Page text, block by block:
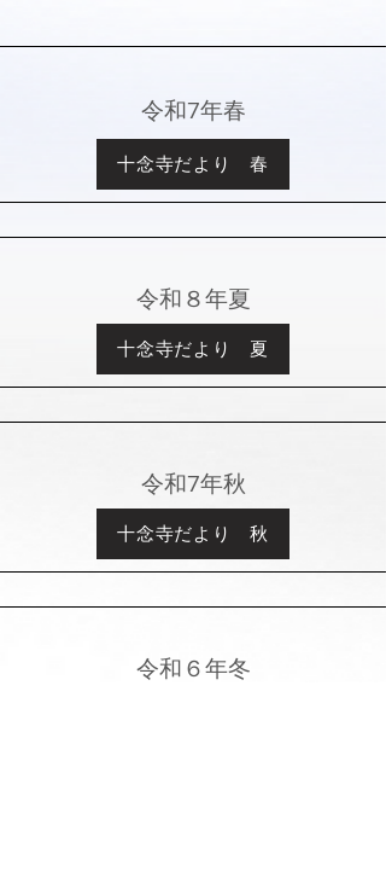
​令和7年春
十念寺だより 春
​令和８年夏
十念寺だより 夏
令和7年秋
十念寺だより 秋
令和６年冬